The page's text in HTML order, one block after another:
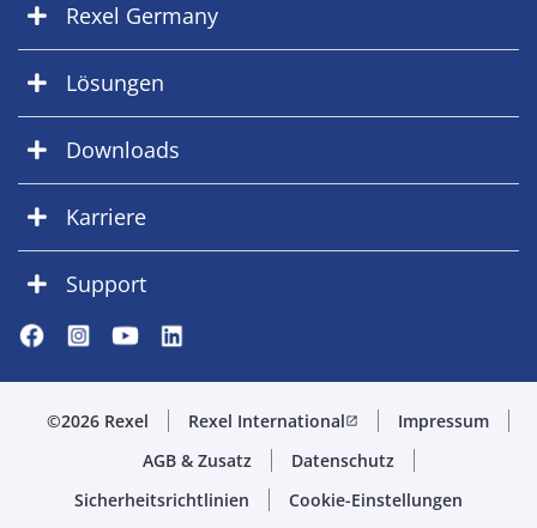
Rexel Germany
Lösungen
Downloads
Karriere
Support
©2026 Rexel Rexel Internationalopen_in_new
Impressum
AGB & Zusatz
Datenschutz
Sicherheitsrichtlinien
Cookie-Einstellungen